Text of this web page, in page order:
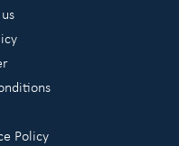
Policy